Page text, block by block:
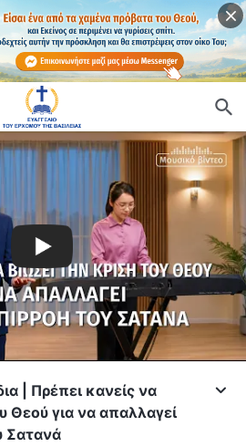
| Πρέπει κανείς να
Θεού για να απαλλαγεί
Σατανά